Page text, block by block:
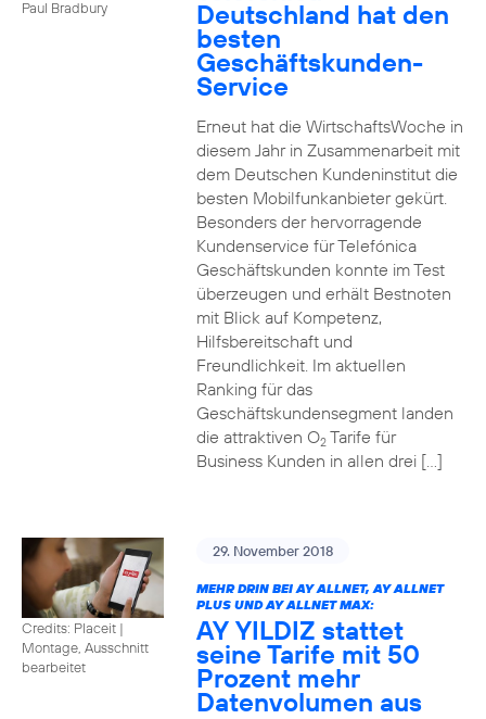
Paul Bradbury
Deutschland hat den
besten
Geschäftskunden-
Service
Erneut hat die WirtschaftsWoche in
diesem Jahr in Zusammenarbeit mit
dem Deutschen Kundeninstitut die
besten Mobilfunkanbieter gekürt.
Besonders der hervorragende
Kundenservice für Telefónica
Geschäftskunden konnte im Test
überzeugen und erhält Bestnoten
mit Blick auf Kompetenz,
Hilfsbereitschaft und
Freundlichkeit. Im aktuellen
Ranking für das
Geschäftskundensegment landen
die attraktiven O2Tarife für
Business Kunden in allen drei […]
Credits: Placeit |
Montage, Ausschnitt
bearbeitet
29. November 2018
MEHR DRIN BEI AY ALLNET, AY ALLNET
PLUS UND AY ALLNET MAX:
AY YILDIZ stattet
seine Tarife mit 50
Prozent mehr
Datenvolumen aus